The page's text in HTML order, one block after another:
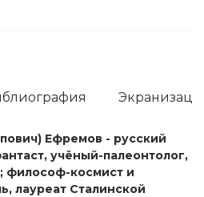
Ефремов - русский
учёный-палеонтолог,
философ-космист и
лауреат Сталинской